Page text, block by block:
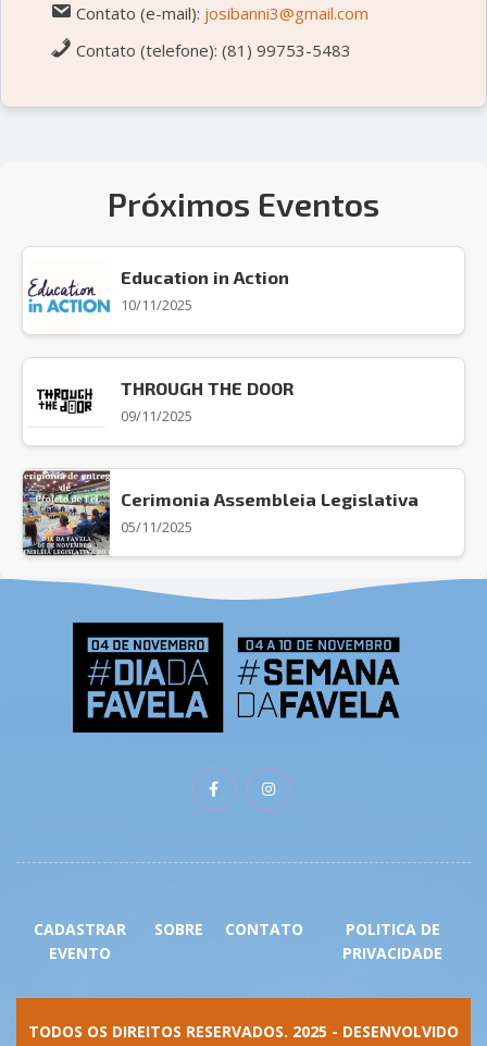
Contato (e-mail): josibanni3@gmail.com
Contato (telefone): (81) 99753-5483
Próximos Eventos
Education in Action
10/11/2025
THROUGH THE DOOR
09/11/2025
Cerimonia Assembleia Legislativa
05/11/2025
CADASTRAR
EVENTO
SOBRE CONTATO
POLITICA DE
PRIVACIDADE
TODOS OS DIREITOS RESERVADOS. 2025 - DESENVOLVIDO